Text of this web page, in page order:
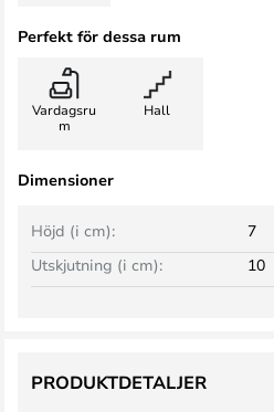
Perfekt för dessa rum
Vardagsru
m
Hall
Dimensioner
Höjd (i cm):
7
Utskjutning (i cm):
10
PRODUKTDETALJER